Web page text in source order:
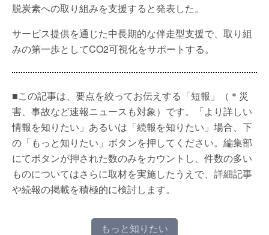
脱炭素への取り組みを支援すると発表した。
サービス提供を通じた中長期的な伴走型支援で、取り組
みの第一歩としてCO2可視化をサポートする。
■この記事は、要点を絞ってお伝えする「短報」（＊災
害、事故など速報ニュースも対象）です。「より詳しい
情報を知りたい」あるいは「続報を知りたい」場合、下
の「もっと知りたい」ボタンを押してください。編集部
にてボタンが押された数のみをカウントし、件数の多い
ものについてはさらに取材を実施したうえで、詳細記事
や続報の掲載を積極的に検討します。
もっと知りたい